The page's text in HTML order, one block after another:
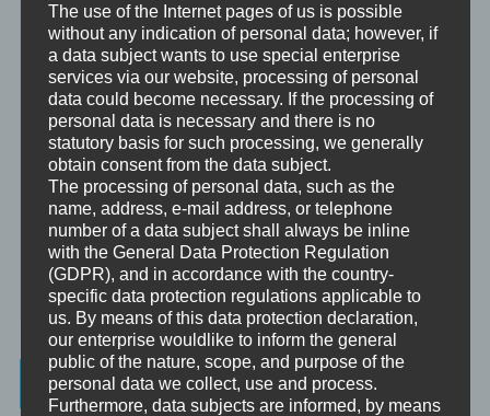
Mentoring
Mentoring ist das individualisierte Weitergeben von Wissen und
Erfahrungen durch Interaktion zwischen einer erfahrenen Person
und einem Klienten.
Supervision
Supervision ist das individualisierte Reflektieren der gemachten
oder anstehenden professionellen Erfahrungen durch Interaktion
zwischen einem Supervisor und einem Klienten.
Ausbildung
Ausbildung ist die angepasste Vermittlung von allgemeinem Wissen
und praktischen Fertigkeiten zu diesem Wissen durch eine
erfahrene Person an Klienten.
Wissenswertes
The use of the Internet pages of us is possible
without any indication of personal data; however, if
a data subject wants to use special enterprise
services via our website, processing of personal
data could become necessary. If the processing of
personal data is necessary and there is no
statutory basis for such processing, we generally
obtain consent from the data subject.
The processing of personal data, such as the
name, address, e-mail address, or telephone
number of a data subject shall always be inline
with the General Data Protection Regulation
(GDPR), and in accordance with the country-
specific data protection regulations applicable to
us. By means of this data protection declaration,
our enterprise wouldlike to inform the general
public of the nature, scope, and purpose of the
personal data we collect, use and process.
Furthermore, data subjects are informed, by means